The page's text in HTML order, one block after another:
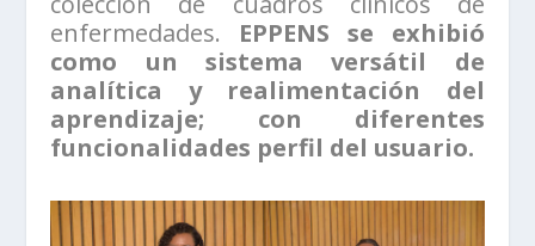
enfermedades. EPPENS se exhibió
como un sistema versátil de
analítica y realimentación del
aprendizaje; con diferentes
funcionalidades perfil del usuario.